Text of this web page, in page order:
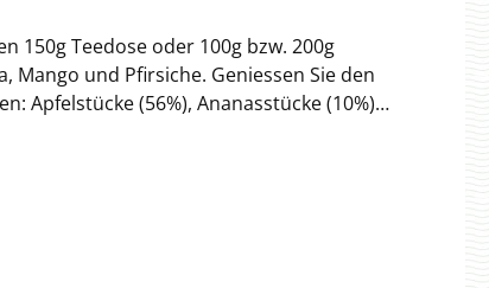
150g Teedose oder 100g bzw. 200g
und Pfirsiche. Geniessen Sie den